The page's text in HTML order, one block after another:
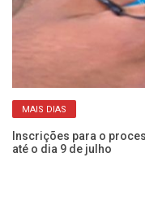
MAIS DIAS
Inscrições para o
até o dia 9 de julho